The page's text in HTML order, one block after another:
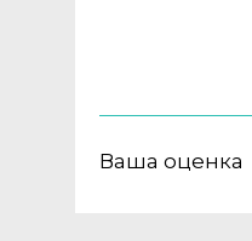
Ваша оценка